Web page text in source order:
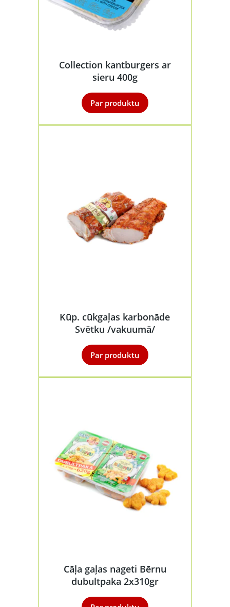
Collection kantburgers ar
sieru 400g
Par produktu
Kūp. cūkgaļas karbonāde
Svētku /vakuumā/
Par produktu
Cāļa gaļas nageti Bērnu
dubultpaka 2x310gr